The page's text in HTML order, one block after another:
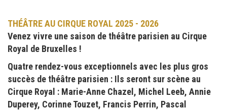
THÉÂTRE AU CIRQUE ROYAL 2025 - 2026
Venez vivre une saison de théâtre parisien au Cirque
Royal de Bruxelles !
Quatre rendez-vous exceptionnels avec les plus gros
succès de théâtre parisien : Ils seront sur scène au
Cirque Royal : Marie-Anne Chazel, Michel Leeb, Annie
Duperey, Corinne Touzet, Francis Perrin, Pascal